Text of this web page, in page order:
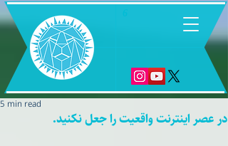
در عصر اینترنت واقعیت را جعل نکنید.
5 min read